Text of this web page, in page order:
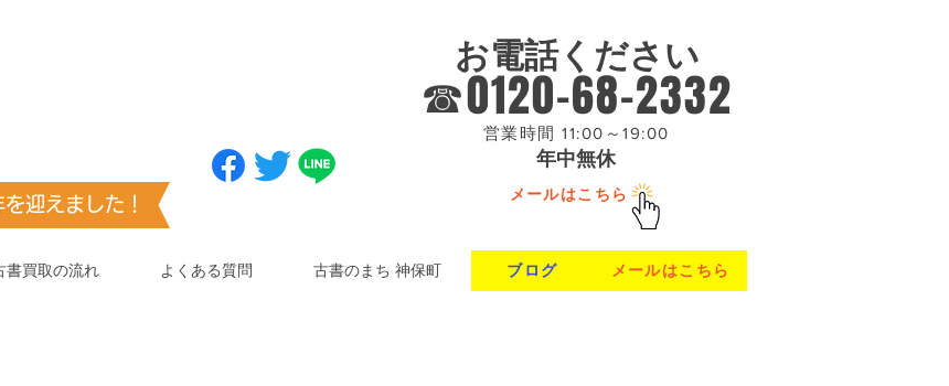
迎えました！
お電話ください
☎0120-68-2332
営業時間 11:00～19:00
年中無休
メールはこちら
書買取の流れ よくある質問 古書のまち 神保町 ブログ メールはこちら